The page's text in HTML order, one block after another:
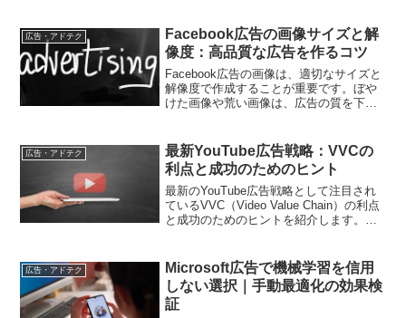
用戦略を詳しく解説します。
広告・アドテク
Facebook広告の画像サイズと解
像度：高品質な広告を作るコツ
Facebook広告の画像は、適切なサイズと
解像度で作成することが重要です。ぼや
けた画像や荒い画像は、広告の質を下げ
広告・アドテク
最新YouTube広告戦略：VVCの
利点と成功のためのヒント
最新のYouTube広告戦略として注目され
ているVVC（Video Value Chain）の利点
と成功のためのヒントを紹介します。
践的なアドバイスを提供します。
広告・アドテク
Microsoft広告で機械学習を信用
しない選択｜手動最適化の効果検
証